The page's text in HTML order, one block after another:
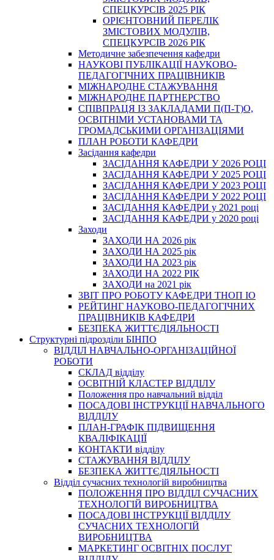
СПЕЦКУРСІВ 2025 РІК
ОРІЄНТОВНИЙ ПЕРЕЛІК
ЗМІСТОВИХ МОДУЛІВ,
СПЕЦКУРСІВ 2026 РІК
Методичне забезпечення кафедри
НАУКОВІ ПУБЛІКАЦІЇ НАУКОВО-
ПЕДАГОГІЧНИХ ПРАЦІВНИКІВ
МІЖНАРОДНЕ СТАЖУВАННЯ
МІЖНАРОДНЕ ПАРТНЕРСТВО
СПІВПРАЦЯ ІЗ ЗАКЛАДАМИ П(П-Т)О,
ОСВІТНІМИ УСТАНОВАМИ ТА
ГРОМАДСЬКИМИ ОРГАНІЗАЦІЯМИ
ПЛАН РОБОТИ КАФЕДРИ
Засідання кафедри
ЗАСІДАННЯ КАФЕДРИ У 2026 РОЦІ
ЗАСІДАННЯ КАФЕДРИ У 2025 РОЦІ
ЗАСІДАННЯ КАФЕДРИ У 2023 РОЦІ
ЗАСІДАННЯ КАФЕДРИ У 2022 РОЦІ
ЗАСІДАННЯ КАФЕДРИ у 2021 році
ЗАСІДАННЯ КАФЕДРИ у 2020 році
Заходи
ЗАХОДИ НА 2026 рік
ЗАХОДИ НА 2025 рік
ЗАХОДИ НА 2023 рік
ЗАХОДИ НА 2022 РІК
ЗАХОДИ на 2021 рік
3BIT ПРО РОБОТУ КАФЕДРИ ТНОП ІО
РЕЙТИНГ НАУКОВО-ПЕДАГОГІЧНИХ
ПРАЦІВНИКІВ КАФЕДРИ
БЕЗПЕКА ЖИТТЄДІЯЛЬНОСТІ
Структурні підрозділи БІНПО
ВІДДІЛ НАВЧАЛЬНО-ОРГАНІЗАЦІЙНОЇ
РОБОТИ
СКЛАД відділу
ОСВІТНІЙ КЛАСТЕР ВІДДІЛУ
Положення про навчальний вiддiл
ПОСАДОВІ ІНСТРУКЦІЇ НАВЧАЛЬНОГО
ВІДДІЛУ
ПЛАН-ГРАФІК ПІДВИЩЕННЯ
КВАЛІФІКАЦІЇ
КОНТАКТИ відділу
СТАЖУВАННЯ ВІДДІЛУ
БЕЗПЕКА ЖИТТЄДІЯЛЬНОСТІ
Відділ сучасних технологій виробництва
ПОЛОЖЕННЯ ПРО ВІДДІЛ СУЧАСНИХ
ТЕХНОЛОГІЙ ВИРОБНИЦТВА
ПОСАДОВІ ІНСТРУКЦІЇ ВІДДІЛУ
СУЧАСНИХ ТЕХНОЛОГІЙ
ВИРОБНИЦТВА
МАРКЕТИНГ ОСВІТНІХ ПОСЛУГ